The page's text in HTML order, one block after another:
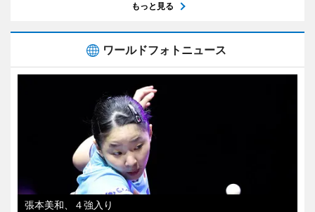
もっと見る
ワールドフォトニュース
張本美和、４強入り